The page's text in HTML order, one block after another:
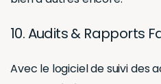
10. Audits & Rapports
Avec le logiciel de suivi des